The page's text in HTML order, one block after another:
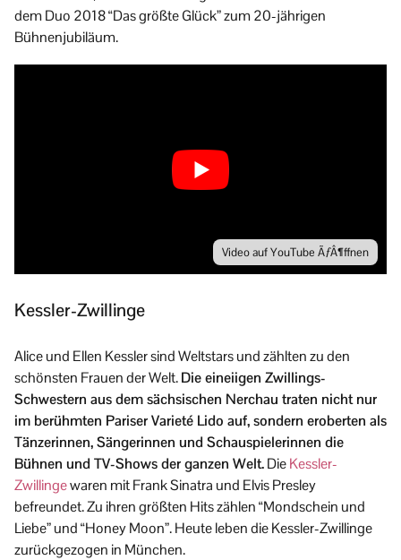
dem Duo 2018 “Das größte Glück” zum 20-jährigen
Bühnenjubiläum.
Video auf YouTube ÃƒÂ¶ffnen
Kessler-Zwillinge
Alice und Ellen Kessler sind Weltstars und zählten zu den
schönsten Frauen der Welt.Die eineiigen Zwillings-
Schwestern aus dem sächsischen Nerchau traten nicht nur
im berühmten Pariser Varieté Lido auf, sondern eroberten als
Tänzerinnen, Sängerinnen und Schauspielerinnen die
Bühnen und TV-Shows der ganzen Welt.DieKessler-
Zwillingewaren mit Frank Sinatra und Elvis Presley
befreundet. Zu ihren größten Hits zählen “Mondschein und
Liebe” und “Honey Moon”. Heute leben die Kessler-Zwillinge
zurückgezogen in München.